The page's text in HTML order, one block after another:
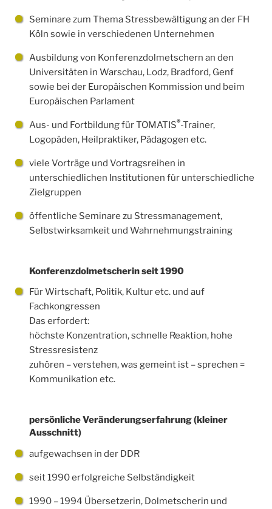
Seminare zum Thema Stressbewältigung an der FH
Köln sowie in verschiedenen Unternehmen
Ausbildung von Konferenzdolmetschern an den
Universitäten in Warschau, Lodz, Bradford, Genf
sowie bei der Europäischen Kommission und beim
Europäischen Parlament
Aus- und Fortbildung für TOMATIS®-Trainer,
Logopäden, Heilpraktiker, Pädagogen etc.
viele Vorträge und Vortragsreihen in
unterschiedlichen Institutionen für unterschiedliche
Zielgruppen
öffentliche Seminare zu Stressmanagement,
Selbstwirksamkeit und Wahrnehmungstraining
Konferenzdolmetscherin seit 1990
Für Wirtschaft, Politik, Kultur etc. und auf
Fachkongressen
Das erfordert:
höchste Konzentration, schnelle Reaktion, hohe
Stressresistenz
zuhören – verstehen, was gemeint ist – sprechen =
Kommunikation etc.
persönliche Veränderungserfahrung (kleiner
Ausschnitt)
aufgewachsen in der DDR
seit 1990 erfolgreiche Selbständigkeit
1990 – 1994 Übersetzerin, Dolmetscherin und